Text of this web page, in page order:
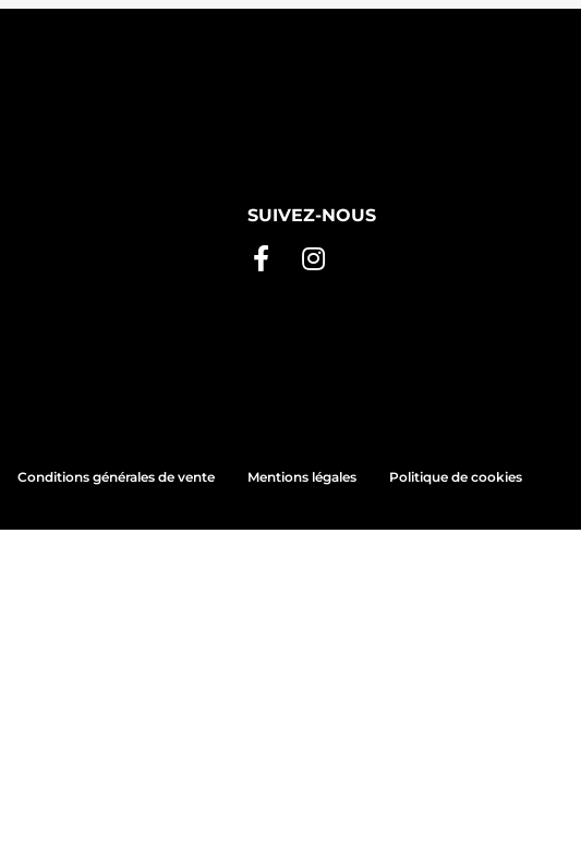
SUIVEZ-NOUS
Conditions générales de vente Mentions légales Politique de cookies